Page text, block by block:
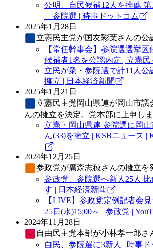
公明、自民候補12人を推薦
―参院選 | 時事ドットコム
2025年1月28日
立憲民主党が国友彩葉さんの公
【常任幹事会】参院選選挙
候補者1名を公認内定 | 立憲民
立民が衆・参院選で計11人公
擁立 | 日本経済新聞
2025年1月21日
立憲民主党岡山県連が岡山市議
んの擁立を決定。党本部に上申しま
立憲・岡山県連 参院選に岡
ん(33)を擁立 | KSBニュース |
2024年12月25日
参政党が廣森志穂さんの擁立を
参政党、参院選へ新人25人
す | 日本経済新聞
【LIVE】参政党定例記者会
25日(水)15:00～ | 参政党 |
2024年11月28日
自由民主党本部が小林孝一郎さ
自民、参院選に3新人 | 時事ド